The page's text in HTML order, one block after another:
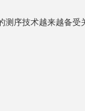
序技术越来越备受